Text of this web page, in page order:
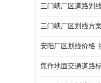
三门峡厂区划线方